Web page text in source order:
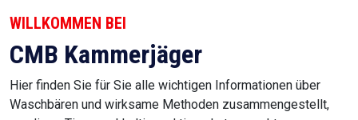
WILLKOMMEN BEI
CMB Kammerjäger
Hier finden Sie für Sie alle wichtigen Informationen über
Waschbären und wirksame Methoden zusammengestellt,